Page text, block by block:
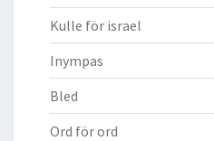
Kulle för israel
Inympas
Bled
Ord för ord